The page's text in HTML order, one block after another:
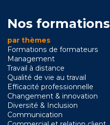
Nos formations
par thèmes
Formations de formateurs
Management
Travail à distance
Qualité de vie au travail
Efficacité professionnelle
Changement & innovation
Diversité & Inclusion
Communication